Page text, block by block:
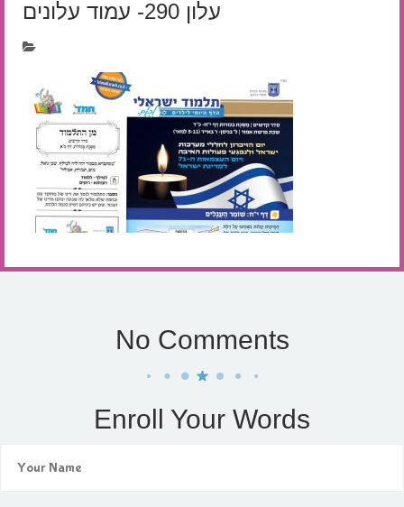
עלון 290- עמוד עלונים
No Comments
Enroll Your Words